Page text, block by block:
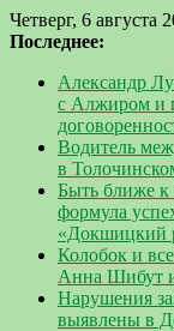
Четверг, 6 августа
Последнее:
Александр
с Алжиром и
Водитель
в
Быть ближе
формула
«Докшицкий
Колобок и
Анна Шибут
Нарушения
выявлены в